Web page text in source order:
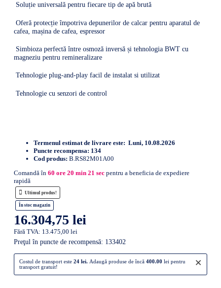
Soluție universală pentru fiecare tip de apă brută
Oferă protecție împotriva depunerilor de calcar pentru aparatul de
cafea, mașina de cafea, espressor
Simbioza perfectă între osmoză inversă și tehnologia BWT cu
magneziu pentru remineralizare
Tehnologie plug-and-play facil de instalat si utilizat
Tehnologie cu senzori de control
Termenul estimat de livrare este: Luni, 10.08.2026
Puncte recompensa: 134
Cod produs: B.RS82M01A00
Comandă în 60 ore 20 min 20 sec pentru a beneficia de expediere
rapidă
Ultimul produs!
În stoc magazin
16.304,75 lei
Fără TVA: 13.475,00 lei
Preţul în puncte de recompensă: 133402
×
Costul de transport este 24 lei. Adaugă produse de încă 400.00 lei pentru
transport gratuit!